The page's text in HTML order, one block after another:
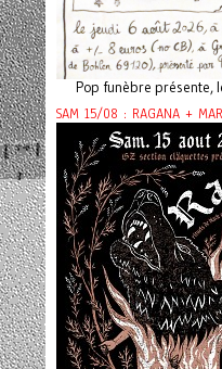
Pop funèbre présente,
SAM 15/08 : RAGANA +